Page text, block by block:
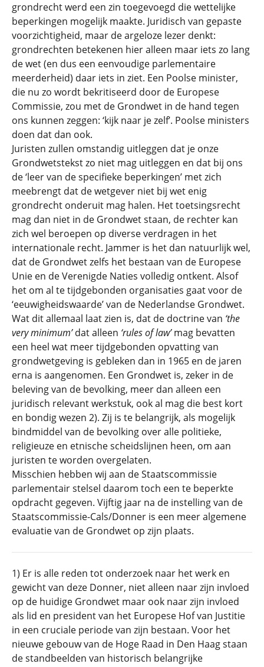
grondrecht werd een zin toegevoegd die wettelijke
beperkingen mogelijk maakte. Juridisch van gepaste
voorzichtigheid, maar de argeloze lezer denkt:
grondrechten betekenen hier alleen maar iets zo lang
de wet (en dus een eenvoudige parlementaire
meerderheid) daar iets in ziet. Een Poolse minister,
die nu zo wordt bekritiseerd door de Europese
Commissie, zou met de Grondwet in de hand tegen
ons kunnen zeggen: ‘kijk naar je zelf’. Poolse ministers
doen dat dan ook.
Juristen zullen omstandig uitleggen dat je onze
Grondwetstekst zo niet mag uitleggen en dat bij ons
de ‘leer van de specifieke beperkingen’ met zich
meebrengt dat de wetgever niet bij wet enig
grondrecht onderuit mag halen. Het toetsingsrecht
mag dan niet in de Grondwet staan, de rechter kan
zich wel beroepen op diverse verdragen in het
internationale recht. Jammer is het dan natuurlijk wel,
dat de Grondwet zelfs het bestaan van de Europese
Unie en de Verenigde Naties volledig ontkent. Alsof
het om al te tijdgebonden organisaties gaat voor de
‘eeuwigheidswaarde’ van de Nederlandse Grondwet.
Wat dit allemaal laat zien is, dat de doctrine van ‘the
very minimum’dat alleen ‘rules oflaw’mag bevatten
een heel wat meer tijdgebonden opvatting van
grondwetgeving is gebleken dan in 1965 en de jaren
erna is aangenomen. Een Grondwet is, zeker in de
beleving van de bevolking, meer dan alleen een
juridisch relevant werkstuk, ook al mag die best kort
en bondig wezen 2). Zij is te belangrijk, als mogelijk
bindmiddel van de bevolking over alle politieke,
religieuze en etnische scheidslijnen heen, om aan
juristen te worden overgelaten.
Misschien hebben wij aan de Staatscommissie
parlementair stelsel daarom toch een te beperkte
opdracht gegeven. Vijftig jaar na de instelling van de
Staatscommissie-Cals/Donner is een meer algemene
evaluatie van de Grondwet op zijn plaats.
1) Er is alle reden tot onderzoek naar het werk en
gewicht van deze Donner, niet alleen naar zijn invloed
op de huidige Grondwet maar ook naar zijn invloed
als lid en president van het Europese Hof van Justitie
in een cruciale periode van zijn bestaan. Voor het
nieuwe gebouw van de Hoge Raad in Den Haag staan
de standbeelden van historisch belangrijke